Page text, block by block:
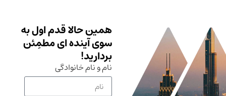
همین حالا قدم اول به
سوی آینده ای مطمِئن
بردارید!
نام و نام خانوادگی